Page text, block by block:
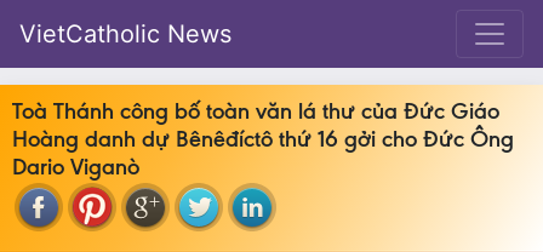
VietCatholic News
Toà Thánh công bố toàn văn lá thư của Đức Giáo
Hoàng danh dự Bênêđíctô thứ 16 gởi cho Đức Ông
Dario Viganò